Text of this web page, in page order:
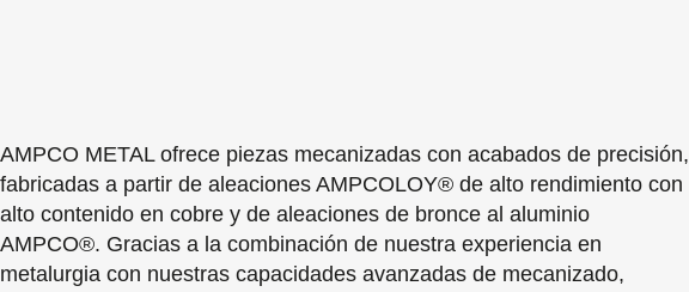
AMPCO METAL ofrece piezas mecanizadas con acabados de precisión,
fabricadas a partir de aleaciones AMPCOLOY® de alto rendimiento con
alto contenido en cobre y de aleaciones de bronce al aluminio
AMPCO®. Gracias a la combinación de nuestra experiencia en
metalurgia con nuestras capacidades avanzadas de mecanizado,